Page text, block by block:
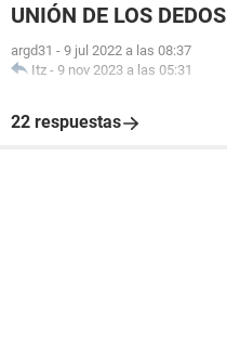
UNIÓN DE LOS DEDOS
argd31 - 9 jul 2022 a las 08:37
Itz - 9 nov 2023 a las 05:31
22 respuestas